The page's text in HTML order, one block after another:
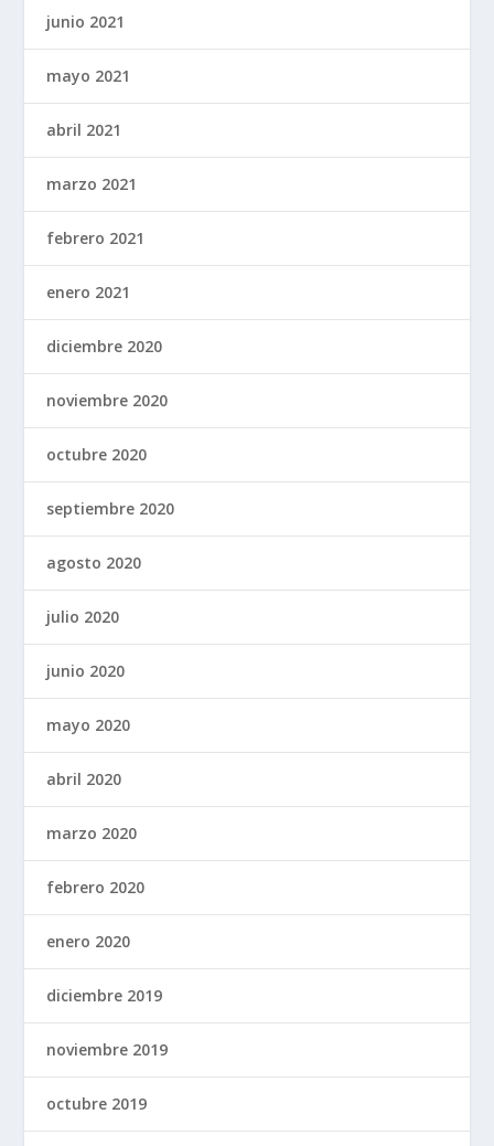
junio 2021
mayo 2021
abril 2021
marzo 2021
febrero 2021
enero 2021
diciembre 2020
noviembre 2020
octubre 2020
septiembre 2020
agosto 2020
julio 2020
junio 2020
mayo 2020
abril 2020
marzo 2020
febrero 2020
enero 2020
diciembre 2019
noviembre 2019
octubre 2019